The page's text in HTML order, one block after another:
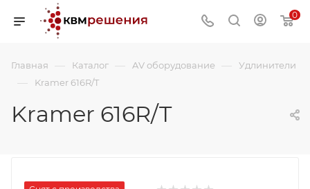
0
Главная — Каталог — AV оборудование — Удлинители
— Kramer 616R/T
Kramer 616R/T